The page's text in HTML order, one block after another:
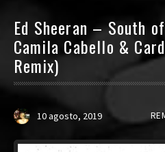
Ed Sheeran – South
Camila Cabello &
Remix)
10 agosto, 2019